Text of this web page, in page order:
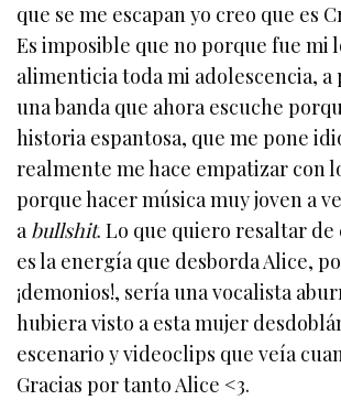
que se me escapan yo creo que es
Es imposible que no porque fue mi
alimenticia toda mi adolescencia, a
una banda que ahora escuche
historia espantosa, que me pone
realmente me hace empatizar con
porque hacer música muy joven a
abullshit. Lo que quiero resaltar de
es la energía que desborda Alice,
¡demonios!, sería una vocalista
hubiera visto a esta mujer
escenario y videoclips que veía
Gracias por tanto Alice <3.